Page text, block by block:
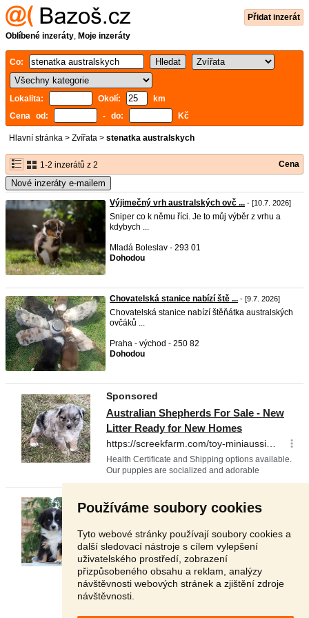
Používáme soubory cookies
Tyto webové stránky používají soubory cookies a
další sledovací nástroje s cílem vylepšení
uživatelského prostředí, zobrazení
přizpůsobeného obsahu a reklam, analýzy
návštěvnosti webových stránek a zjištění zdroje
návštěvnosti.
Přidat inzerát
Oblíbené inzeráty, Moje inzeráty
Co:
Lokalita: Okolí:
km
Cena od:
- do: Kč
Hlavní stránka > Zvířata > stenatka australskych
1-2 inzerátů z 2 Cena
Nové inzeráty e-mailem
Výjimečný vrh australských ovč ... - [10.7. 2026]
Sniper co k němu říci. Je to můj výběr z vrhu a
kdybych ...
Mladá Boleslav - 293 01
Dohodou
Chovatelská stanice nabízí ště ... - [9.7. 2026]
Chovatelská stanice nabízí štěňátka australských
ovčáků ...
Praha - východ - 250 82
Dohodou